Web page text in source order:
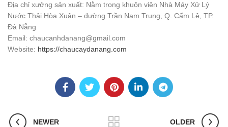
Địa chỉ xưởng sản xuất: Nằm trong khuôn viên Nhà Máy Xử Lý
Nước Thải Hòa Xuân – đường Trần Nam Trung, Q. Cẩm Lệ, TP.
Đà Nẵng
Email: chaucanhdanang@gmail.com
Website: https://chaucaydanang.com
NEWER OLDER